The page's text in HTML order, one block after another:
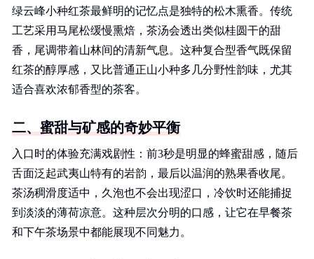
绿云峰小种红茶最鲜明的记忆点是独特的松木熏香。传统
工艺采用马尾松缓慢熏焙，茶汤会透出类似桂圆干的甜
香，尾调带着山林间的清新气息。这种复合型香气既保留
红茶的醇厚感，又比普通正山小种多几分野性韵味，尤其
适合喜欢浓郁香型的茶客。
二、蜜甜与矿感的奇妙平衡
入口时的体验充满戏剧性：前3秒是明显的蜂蜜甜感，随后
舌面泛起武夷山特有的岩韵，最后以温润的熟果香收尾。
茶汤稠滑度适中，久泡也不会出现涩口，冷饮时还能捕捉
到淡淡的薄荷凉意。这种层次分明的口感，让它在早餐茶
和下午茶场景中都能展现不同魅力。